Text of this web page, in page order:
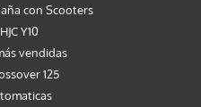
con Scooters
Y10
vendidas
125